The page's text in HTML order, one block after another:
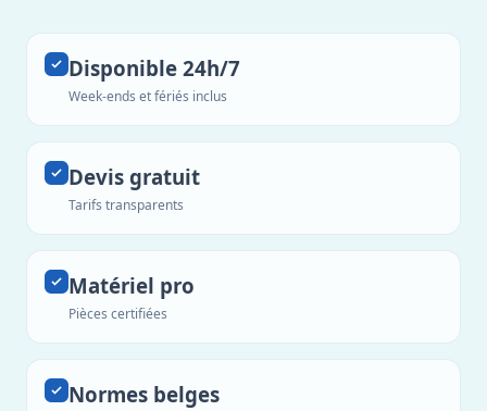
Disponible 24h/7
Week-ends et fériés inclus
Devis gratuit
Tarifs transparents
Matériel pro
Pièces certifiées
Normes belges